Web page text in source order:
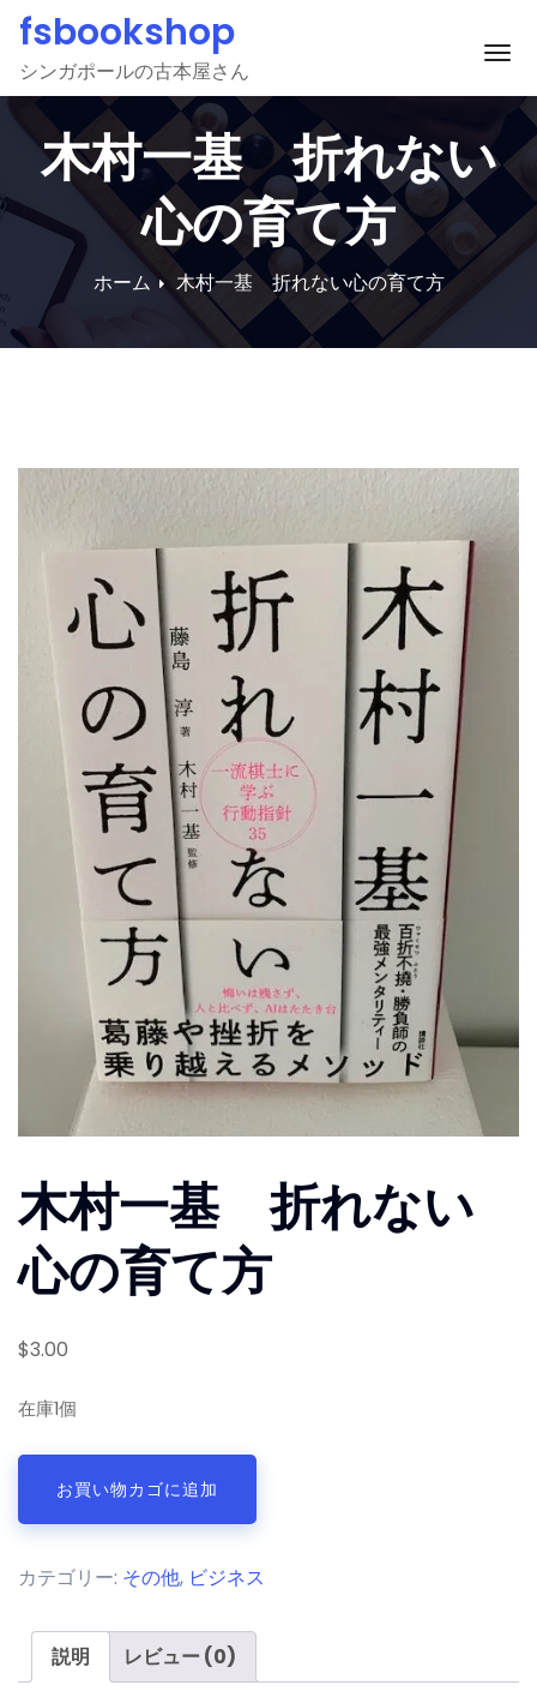
Skip
content
fsbookshop
シンガポールの古本屋さん ナ
木村一基 折れない
心の育て方
ホーム 木村一基 折れない心の育て方
木村一基 折れない
心の育て方
$3.00
在庫1個
木
一
折
い
お買い物カゴに追加
カテゴリー: その他, ビジネス
説明 レビュー (0)